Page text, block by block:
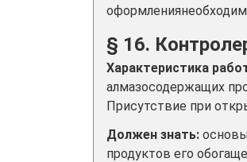
§ 16.
Характеристика
алмазосодержащих
Присутствие при
Должен знать:
продуктов его